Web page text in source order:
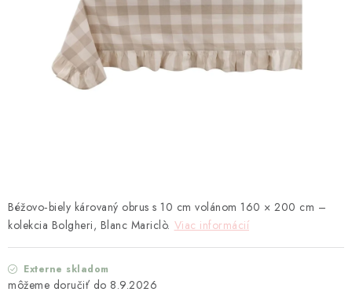
STOLOVANIE
KOZMETIKA
DARČEKOVÉ POUKÁŽKY
Béžovo‑biely károvaný obrus s 10 cm volánom 160 × 200 cm –
kolekcia Bolgheri, Blanc Mariclò. Viac informácií
Externe skladom
8.9.2026